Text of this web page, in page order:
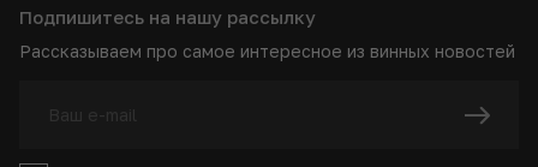
Подпишитесь на нашу рассылку
Рассказываем про самое интересное из винных новостей